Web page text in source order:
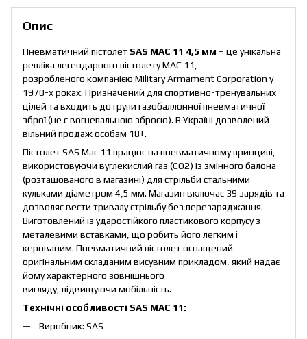
Опис
Пневматичний пістолет SAS MAC 11 4,5 мм – це унікальна
репліка легендарного пістолету MAC 11,
розробленого компанією Military Armament Corporation у
1970-х роках. Призначений для спортивно-тренувальних
цілей та входить до групи газобаллонної пневматичної
зброї (не є вогнепальною зброєю). В Україні дозволений
вільний продаж особам 18+.
Пістолет SAS Mac 11 працює на пневматичному принципі,
використовуючи вуглекислий газ (CO2) із змінного балона
(розташованого в магазині) для стрільби стальними
кульками діаметром 4,5 мм. Магазин включає 39 зарядів та
дозволяє вести тривалу стрільбу без перезаряджання.
Виготовлений із ударостійкого пластикового корпусу з
металевими вставками, що робить його легким і
керованим. Пневматичний пістолет оснащений
оригінальним складаним висувним прикладом, який надає
йому характерного зовнішнього
вигляду, підвищуючи мобільність.
Технічні особливості SAS MAC 11:
Виробник: SAS